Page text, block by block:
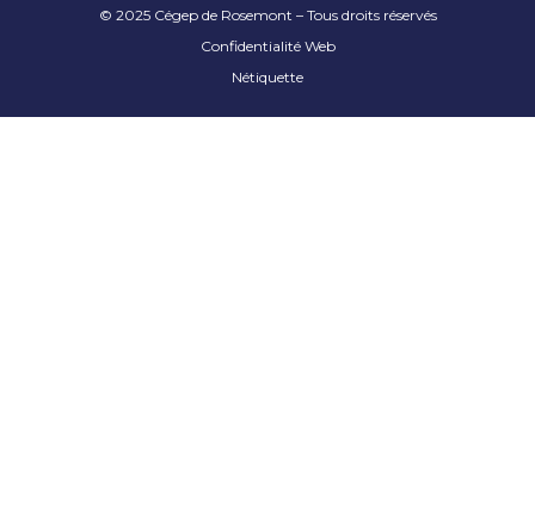
© 2025 Cégep de Rosemont – Tous droits réservés
Confidentialité Web
Nétiquette